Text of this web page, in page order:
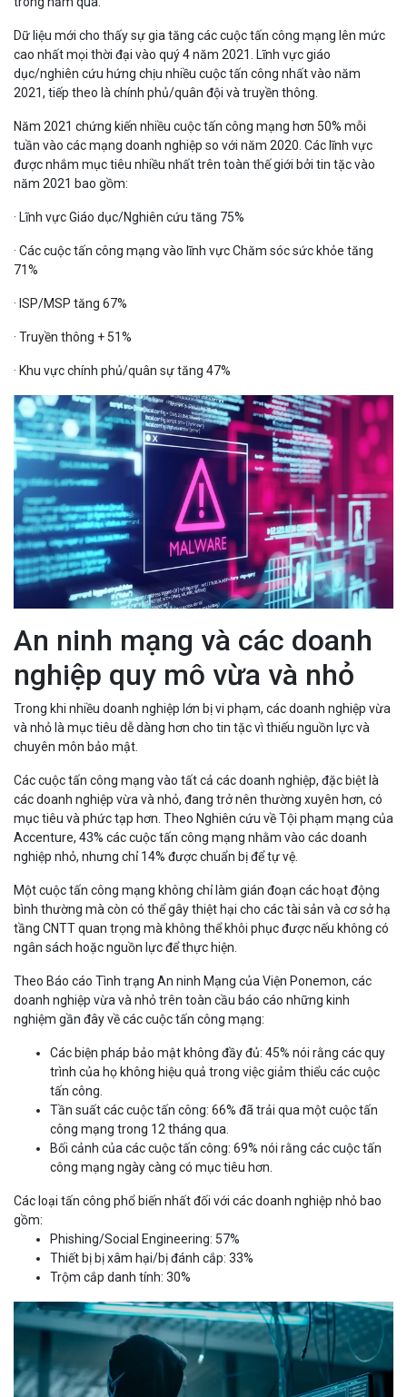
Dữ liệu mới cho thấy sự gia tăng các cuộc tấn công mạng lên mức
cao nhất mọi thời đại vào quý 4 năm 2021. Lĩnh vực giáo
dục/nghiên cứu hứng chịu nhiều cuộc tấn công nhất vào năm
2021, tiếp theo là chính phủ/quân đội và truyền thông.
Năm 2021 chứng kiến nhiều cuộc tấn công mạng hơn 50% mỗi
tuần vào các mạng doanh nghiệp so với năm 2020. Các lĩnh vực
được nhắm mục tiêu nhiều nhất trên toàn thế giới bởi tin tặc vào
năm 2021 bao gồm:
· Lĩnh vực Giáo dục/Nghiên cứu tăng 75%
· Các cuộc tấn công mạng vào lĩnh vực Chăm sóc sức khỏe tăng
71%
· ISP/MSP tăng 67%
· Truyền thông + 51%
· Khu vực chính phủ/quân sự tăng 47%
An ninh mạng và các doanh
nghiệp quy mô vừa và nhỏ
Trong khi nhiều doanh nghiệp lớn bị vi phạm, các doanh nghiệp vừa
và nhỏ là mục tiêu dễ dàng hơn cho tin tặc vì thiếu nguồn lực và
chuyên môn bảo mật.
Các cuộc tấn công mạng vào tất cả các doanh nghiệp, đặc biệt là
các doanh nghiệp vừa và nhỏ, đang trở nên thường xuyên hơn, có
mục tiêu và phức tạp hơn. Theo Nghiên cứu về Tội phạm mạng của
Accenture, 43% các cuộc tấn công mạng nhằm vào các doanh
nghiệp nhỏ, nhưng chỉ 14% được chuẩn bị để tự vệ.
Một cuộc tấn công mạng không chỉ làm gián đoạn các hoạt động
bình thường mà còn có thể gây thiệt hại cho các tài sản và cơ sở hạ
tầng CNTT quan trọng mà không thể khôi phục được nếu không có
ngân sách hoặc nguồn lực để thực hiện.
Theo Báo cáo Tình trạng An ninh Mạng của Viện Ponemon, các
doanh nghiệp vừa và nhỏ trên toàn cầu báo cáo những kinh
nghiệm gần đây về các cuộc tấn công mạng:
Các biện pháp bảo mật không đầy đủ: 45% nói rằng các quy
trình của họ không hiệu quả trong việc giảm thiểu các cuộc
tấn công.
Tần suất các cuộc tấn công: 66% đã trải qua một cuộc tấn
công mạng trong 12 tháng qua.
Bối cảnh của các cuộc tấn công: 69% nói rằng các cuộc tấn
công mạng ngày càng có mục tiêu hơn.
Các loại tấn công phổ biến nhất đối với các doanh nghiệp nhỏ bao
gồm:
Phishing/Social Engineering: 57%
Thiết bị bị xâm hại/bị đánh cắp: 33%
Trộm cắp danh tính: 30%